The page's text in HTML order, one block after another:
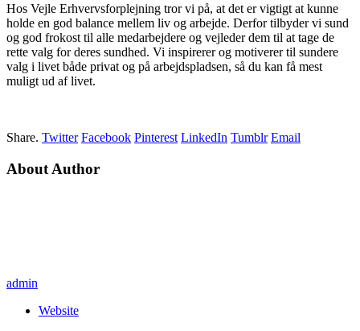
Hos Vejle Erhvervsforplejning tror vi på, at det er vigtigt at kunne
holde en god balance mellem liv og arbejde. Derfor tilbyder vi sund
og god frokost til alle medarbejdere og vejleder dem til at tage de
rette valg for deres sundhed. Vi inspirerer og motiverer til sundere
valg i livet både privat og på arbejdspladsen, så du kan få mest
muligt ud af livet.
Share. Twitter Facebook Pinterest LinkedIn Tumblr Email
About Author
admin
Website